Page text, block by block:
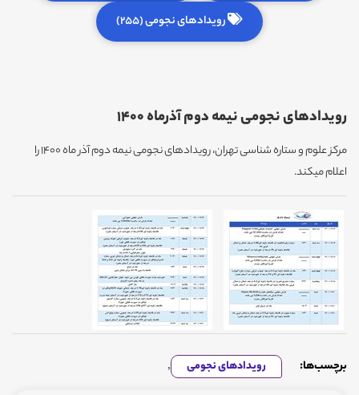
رویدادهای نجومی (255)
رویدادهای نجومی نیمه دوم آذرماه 1400
مرکز علوم و ستاره شناسی تهران، رویدادهای نجومی نیمه دوم آذر ماه 1400 را
اعلام میکند.
برچسب‌ها: رویدادهای نجومی ,